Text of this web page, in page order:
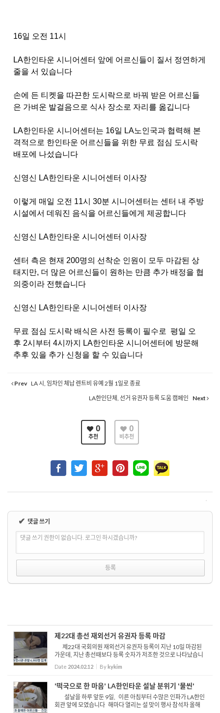
16일 오전 11시
LA한인타운 시니어센터 앞에 어르신들이 질서 정연하게
줄을 서 있습니다
손에 든 티켓을 따끈한 도시락으로 바꿔 받은 어르신들
은 가벼운 발걸음으로 식사 장소로 자리를 옮깁니다
LA한인타운 시니어센터는 16일 LA노인국과 협력해 본
격적으로 한인타운 어르신들을 위한 무료 점심 도시락
배포에 나섰습니다
신영신 LA한인타운 시니어센터 이사장
이렇게 매일 오전 11시 30분 시니어센터는 센터 내 주방
시설에서 데워진 음식을 어르신들에게 제공합니다
신영신 LA한인타운 시니어센터 이사장
센터 측은 현재 200명의 선착순 인원이 모두 마감된 상
태지만, 더 많은 어르신들이 원하는 만큼 추가 배정을 협
의중이라 전했습니다
신영신 LA한인타운 시니어센터 이사장
무료 점심 도시락 배식은 사전 등록이 필수로 평일 오
후 2시부터 4시까지 LA한인타운 시니어센터에 방문해
추후 있을 추가 신청을 할 수 있습니다
Prev LA 시, 임차인 체납 렌트비 유예 2월 1일로 종료
LA한인단체, 선거 유권자 등록 도움 캠페인
Next
0
추천
0
비추천
✔ 댓글 쓰기
댓글 쓰기 권한이 없습니다. 로그인 하시겠습니까?
제22대 총선 재외선거 유권자 등록 마감
제22대 국회의원 재외선거 유권자 등록이 지난 10일 마감된
가운데, 지난 총선때보다 등록 숫자가 저조한 것으로 나타났습니
다 LA총영사관이 집계한 미 서부지역 등록 유권자 수는 총6,903
명으로 지난 21대 선거때보다 24.3%나 줄어들었습니다 총...
Date 2024.02.12 Bykykim
'떡국으로 한 마음' LA한인타운 설날 분위기 '물씬'
설날을 하루 앞둔 9일, 이른 아침부터 수많은 인파가 LA한인
회관 앞에 모였습니다 해마다 열리는 설 맞이 행사 참석차 올해